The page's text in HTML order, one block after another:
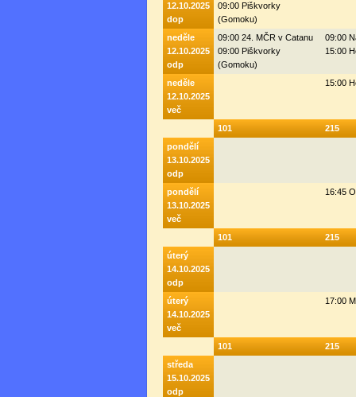
12.10.2025
dop
09:00 Piškvorky
(Gomoku)
neděle
12.10.2025
odp
09:00 24. MČR v Catanu
09:00 Piškvorky
(Gomoku)
09:00
15:00
neděle
12.10.2025
več
15:00
101
215
pondělí
13.10.2025
odp
pondělí
13.10.2025
več
16:45
101
215
úterý
14.10.2025
odp
úterý
14.10.2025
več
17:00
101
215
středa
15.10.2025
odp